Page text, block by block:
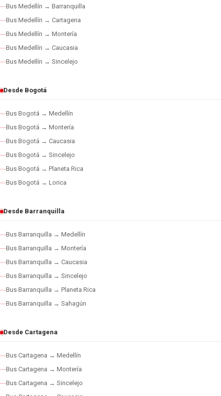
Bus Medellín → Barranquilla
Bus Medellín → Cartagena
Bus Medellín → Montería
Bus Medellín → Caucasia
Bus Medellín → Sincelejo
Desde Bogotá
Bus Bogotá → Medellín
Bus Bogotá → Montería
Bus Bogotá → Caucasia
Bus Bogotá → Sincelejo
Bus Bogotá → Planeta Rica
Bus Bogotá → Lorica
Desde Barranquilla
Bus Barranquilla → Medellín
Bus Barranquilla → Montería
Bus Barranquilla → Caucasia
Bus Barranquilla → Sincelejo
Bus Barranquilla → Planeta Rica
Bus Barranquilla → Sahagún
Desde Cartagena
Bus Cartagena → Medellín
Bus Cartagena → Montería
Bus Cartagena → Sincelejo